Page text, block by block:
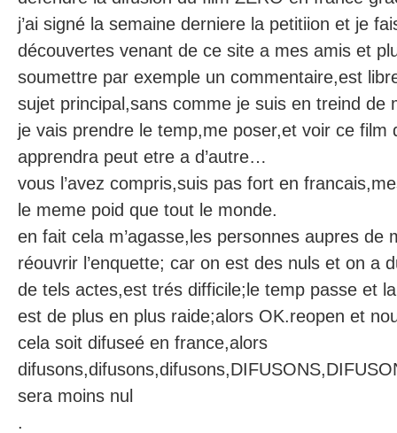
j’ai signé la semaine derniere la petitiion et je
découvertes venant de ce site a mes amis et
soumettre par exemple un commentaire,est
sujet principal,sans comme je suis en treind de
je vais prendre le temp,me poser,et voir ce film
apprendra peut etre a d’autre…
vous l’avez compris,suis pas fort en
le meme poid que tout le monde.
en fait cela m’agasse,les personnes aupres de
réouvrir l’enquette; car on est des nuls et on a
de tels actes,est trés difficile;le temp passe et
est de plus en plus raide;alors OK.reopen et
cela soit difuseé en france,alors
sera moins nul
.